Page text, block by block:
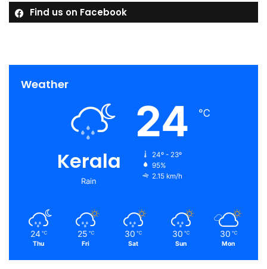
Find us on Facebook
Weather
Kerala
Rain
24 ℃
24º - 23º
95%
2.15 km/h
24 ℃
Thu
25 ℃
Fri
30 ℃
Sat
30 ℃
Sun
30 ℃
Mon